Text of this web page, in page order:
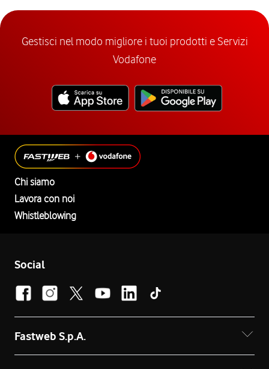
Gestisci nel modo migliore i tuoi prodotti e Servizi
Vodafone
Chi siamo
Lavora con noi
Whistleblowing
Social
Fastweb S.p.A.